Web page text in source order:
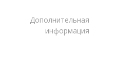
Дополнительная
информация